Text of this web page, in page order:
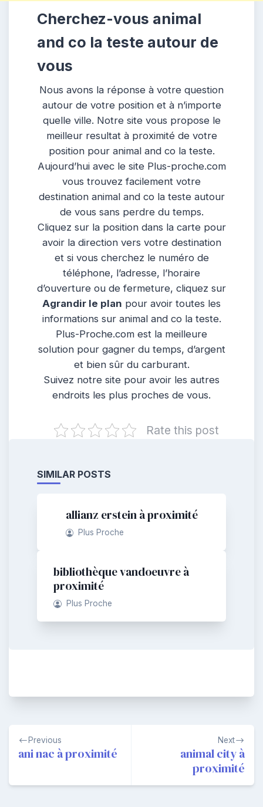
Cherchez-vous animal
and co la teste autour de
vous
Nous avons la réponse à votre question
autour de votre position et à n’importe
quelle ville. Notre site vous propose le
meilleur resultat à proximité de votre
position pour animal and co la teste.
Aujourd’hui avec le site Plus-proche.com
vous trouvez facilement votre
destination animal and co la teste autour
de vous sans perdre du temps.
Cliquez sur la position dans la carte pour
avoir la direction vers votre destination
et si vous cherchez le numéro de
téléphone, l’adresse, l’horaire
d’ouverture ou de fermeture, cliquez sur
Agrandir le plan pour avoir toutes les
informations sur animal and co la teste.
Plus-Proche.com est la meilleure
solution pour gagner du temps, d’argent
et bien sûr du carburant.
Suivez notre site pour avoir les autres
endroits les plus proches de vous.
Rate this post
SIMILAR POSTS
allianz erstein à proximité
Plus Proche
bibliothèque vandoeuvre à
proximité
Plus Proche
Navigation
de
Previous
ani nac à proximité
Next
animal city à
proximité